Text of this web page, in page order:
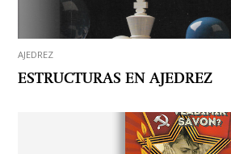
AJEDREZ
ESTRUCTURAS EN AJEDREZ